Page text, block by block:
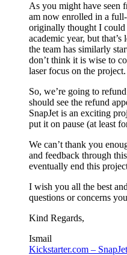
As you might have seen
am now enrolled in a
originally thought I could
academic year, but
the team has similarly
don’t think it is wise to
laser focus on the project.
So, we’re going to
should see the refund
SnapJet is an exciting
put it on pause (at least
We can’t thank you
and feedback through
eventually end this
I wish you all the best
questions or concerns
Kind Regards,
Ismail
Kickstarter.com –